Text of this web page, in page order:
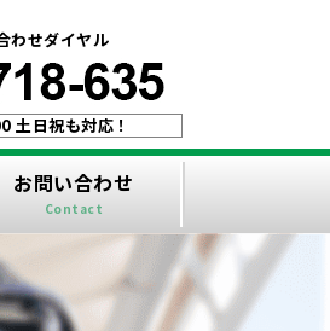
わせダイヤル
土日祝も対応！
お問い合わせ
Contact